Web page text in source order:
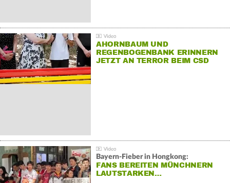
AHORNBAUM UND
REGENBOGENBANK ERINNERN
JETZT AN TERROR BEIM CSD
Bayern-Fieber in Hongkong:
FANS BEREITEN MÜNCHNERN
LAUTSTARKEN…